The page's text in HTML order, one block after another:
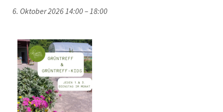
6. Oktober 2026 14:00–18:00